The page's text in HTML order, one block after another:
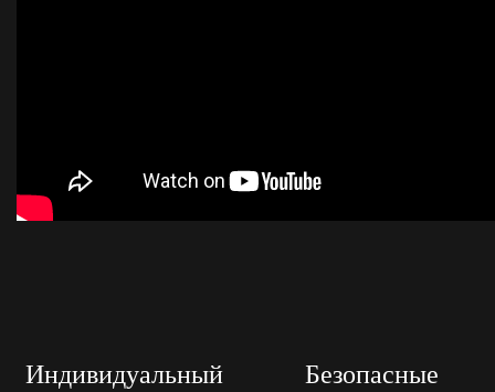
Индивидуальный
Безопасные